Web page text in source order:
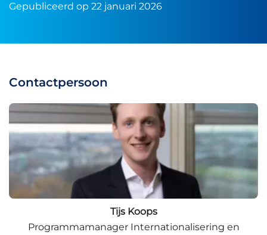
Gepubliceerd op 22 januari 2026
Contactpersoon
Tijs Koops
Programmamanager Internationalisering en